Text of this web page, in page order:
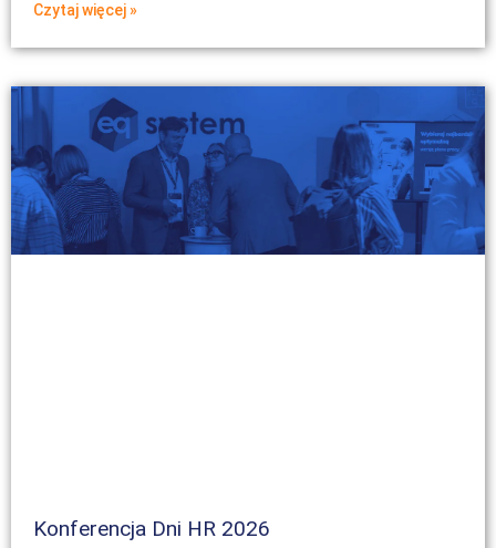
Czytaj więcej »
Konferencja Dni HR 2026